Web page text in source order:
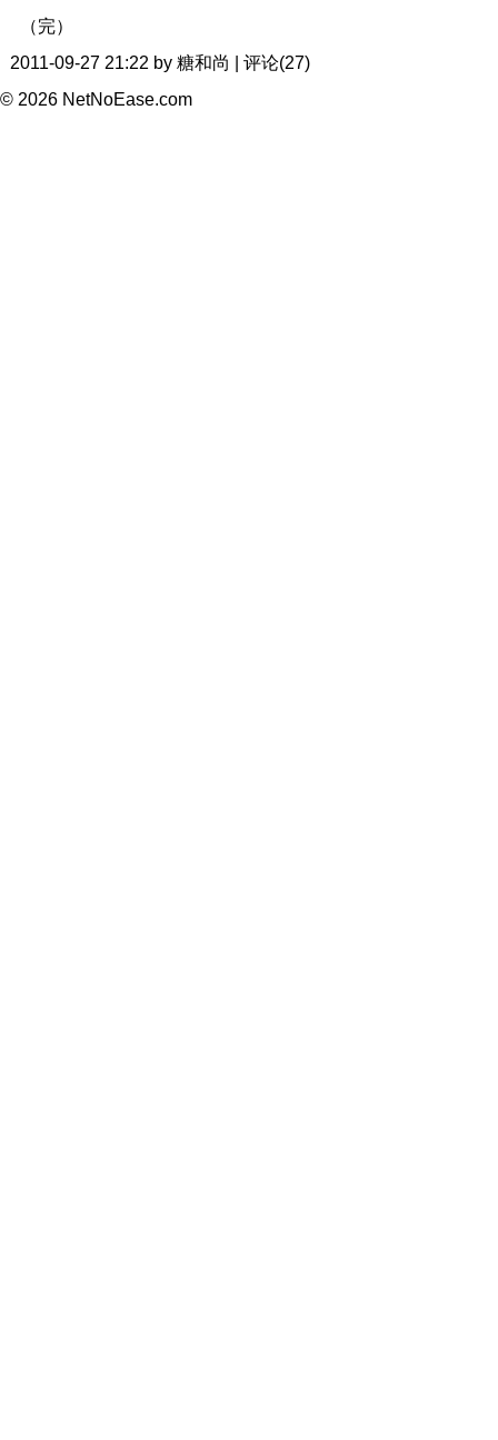
（完）
2011-09-27 21:22 by 糖和尚 | 评论(27)
© 2026 NetNoEase.com